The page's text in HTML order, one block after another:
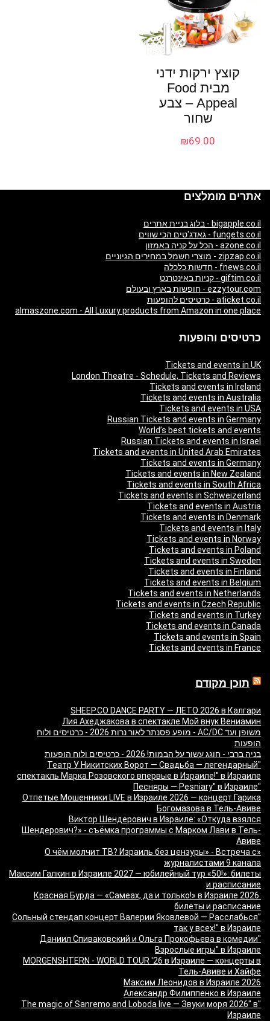
קוצץ ירקות ידני
מבית Food
Appeal – צבע
שחור
₪69.00
אתרים מומלצים
bigapple.co.il - בלוג בניית אתרים
fungets.co.il - גאדג'טים הכי שווים
azone.co.il - הכל על קניה באמזון
zipzap.co.il - מוצרי חשמל במחירים הגיוניים
fnews.co.il - חדשות כלכלה
giftim.co.il - קניות באינטרנט
ezzytour.com - חופשות בארץ ובעולם
aticket.co.il - כרטיסים להופעות
almaszone.com - All Luxury products from Amazon in one place
כרטיסים והופעות
Tickets and events in UK
London Theatre - Schedule, Tickets and Reviews
Tickets and events in Ireland
Tickets and events in Australia
Tickets and events in USA
Russian Tickets and events in Germany
World’s best tickets and events
Russian Tickets and events in Israel
Tickets and events in United Arab Emirates
Tickets and events in Germany
Tickets and events in New Zealand
Tickets and events in South Africa
Tickets and events in Schweizerland
Tickets and events in Austria
Tickets and events in Denmark
Tickets and events in Italy
Tickets and events in Norway
Tickets and events in Poland
Tickets and events in Sweden
Tickets and events in Finland
Tickets and events in Belgium
Tickets and events in Netherlands
Tickets and events in Czech Republic
Tickets and events in Turkey
Tickets and events in Canada
Tickets and events in Spain
Tickets and events in France
תוכן מקודם
SHEEP.CO DANCE PARTY — ЛЕТО 2026 в Калгари
Лия Ахеджакова в спектакле Мой внук Вениамин
משופן ועד AC/DC - מופע פסנתר לאור נרות 2026 - כרטיסים ולוח
הופעות
בניה ברבי - חוגג עשור על הבמות! 2026 - כרטיסים ולוח הופעות
"Театр У Никитских Ворот — Свадьба — легендарный
спектакль Марка Розовского впервые в Израиле!" в Израиле
"Песняры — Pesniary" в Израиле
Отпетые Мошенники LIVE в Израиле 2026 — концерт Гарика
Богомазова в Тель-Авиве
Виктор Шендерович в Израиле: «Откуда взялся
Шендерович?» - съёмка программы с Марком Лави в Тель-
Авиве
«О чём молчит ТВ? Израиль без цензуры» - Встреча с
журналистами 9 канала
Максим Галкин в Израиле 2027 — юбилейный тур «50!»: билеты
и расписание
Красная Бурда — «Самеах, да и только!» в Израиле 2026:
билеты и расписание
"Сольный стендап концерт Валерии Яковлевой — Расслабься
так у всех!" в Израиле
"Даниил Спиваковский и Ольга Прокофьева в комедии
Взрослые игры" в Израиле
MORGENSHTERN - WORLD TOUR '26 в Израиле — концерты в
Тель-Авиве и Хайфе
Максим Леонидов в Израиле 2026
Александр Филиппенко в Израиле
"The magic of Sanremo and Loboda live — Звуки моря 2026" в
Израиле